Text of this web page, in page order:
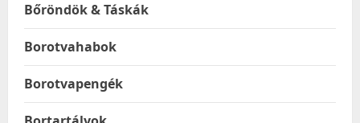
Bőröndök & Táskák
Borotvahabok
Borotvapengék